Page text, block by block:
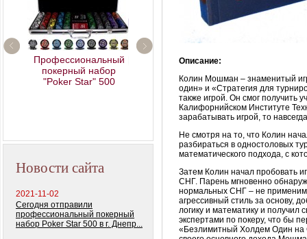
покерный набор
"Poker Star" 500
Fournier 2818 Блок (12
пластиковых карт
Новости сайта
2021-11-02
Сегодня отправили
профессиональный покерный
набор Poker Star 500 в г. Днепр...
Описание:
Колин Мошман – знаменитый
один» и «Стратегия для
также игрой. Он смог получить
Калифорнийском Институте
зарабатывать игрой, то
Не смотря на то, что Колин
разбираться в одностоловых
математического подхода, с
Затем Колин начал пробовать
СНГ. Парень мгновенно
нормальных СНГ – не
агрессивный стиль за основу,
логику и математику и получил
экспертами по покеру, что бы
«Безлимитный Холдем Один на